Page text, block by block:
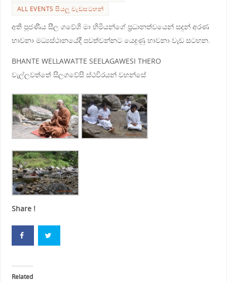
ALL EVENTS සියලු වැඩසටහන්
අති පූජණීය සීල ගවේශි මා හිමියන්ගේ ප්‍රධානත්වයෙන් සදුන් අරණ
භාවනා මධ්‍යස්ථානයේදී පවත්වන්නට යෙදුණු භාවනා වැඩ සටහන.
BHANTE WELLAWATTE SEELAGAWESI THERO
වැල්ලවත්තේ සිලගවේසි ස්ථවිරයන් වහන්සේ
Share !
Related